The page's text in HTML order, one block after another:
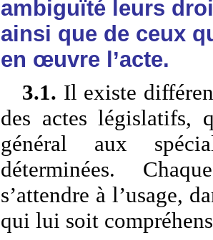
ambiguïté leurs
ainsi que de ceux
en œuvre l’acte.
3.1. Il existe
des actes législatifs,
général aux
déterminées.
s’attendre à l’usage,
qui lui soit